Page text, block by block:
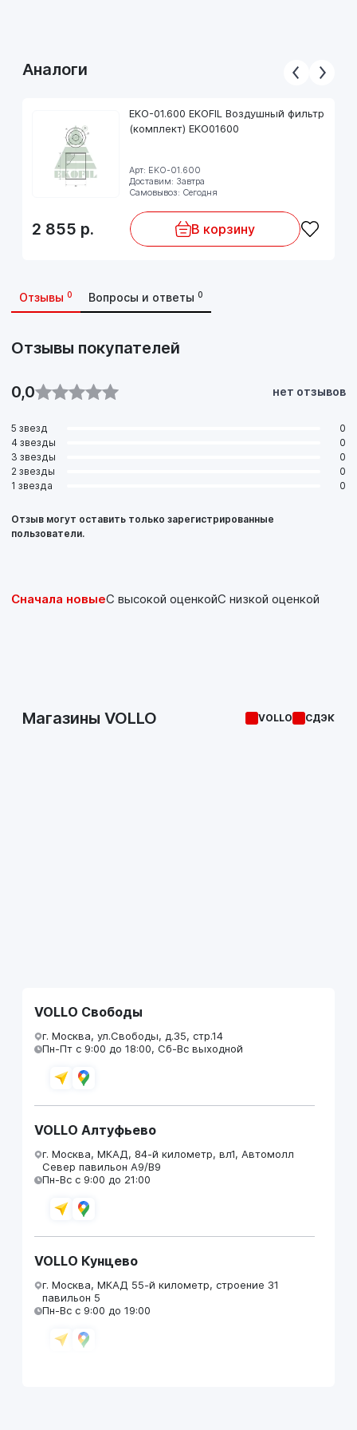
Аналоги
EKO-01.600 EKOFIL Воздушный фильтр
(комплект) EKO01600
Арт: EKO-01.600
Доставим: Завтра
Самовывоз: Сегодня
2 855 р. В корзину
Отзывы 0 Вопросы и ответы 0
Отзывы покупателей
0,0 нет отзывов
5 звезд
0
4 звезды
0
3 звезды
0
2 звезды
0
1 звезда
0
Отзыв могут оставить только зарегистрированные
пользователи.
Сначала новыеС высокой оценкойС низкой оценкой
Магазины VOLLO VOLLO СДЭК
VOLLO Свободы
г. Москва, ул.Свободы, д.35, стр.14
Пн-Пт с 9:00 до 18:00, Сб-Вс выходной
VOLLO Алтуфьево
г. Москва, МКАД, 84-й километр, вл1, Автомолл
Север павильон А9/В9
Пн-Вс с 9:00 до 21:00
VOLLO Кунцево
г. Москва, МКАД 55-й километр, строение 31
павильон 5
Пн-Вс с 9:00 до 19:00